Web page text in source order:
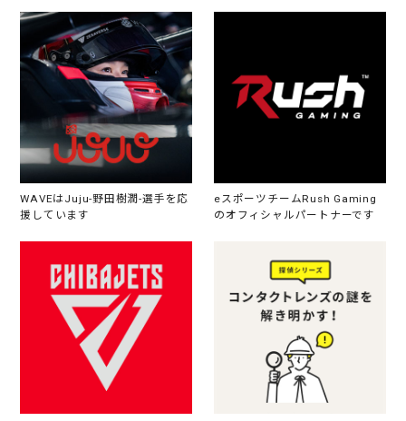
WAVEはJuju-野田樹潤-選手を応
援しています
eスポーツチームRush Gaming
のオフィシャルパートナーです